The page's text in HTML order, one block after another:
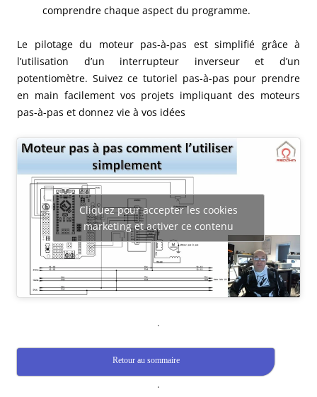
comprendre chaque aspect du programme.
Le pilotage du moteur pas-à-pas est simplifié grâce à
l’utilisation d’un interrupteur inverseur et d’un
potentiomètre. Suivez ce tutoriel pas-à-pas pour prendre
en main facilement vos projets impliquant des moteurs
pas-à-pas et donnez vie à vos idées
Cliquez pour accepter les cookies
marketing et activer ce contenu
.
Retour au sommaire
.